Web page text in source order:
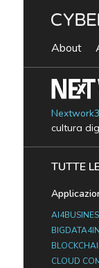
About
cultura
TUTTE
CLOUD